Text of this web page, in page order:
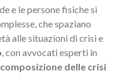
e le persone fisiche si
che spaziano
alle situazioni di crisi e
, con avvocati esperti in
composizione delle crisi